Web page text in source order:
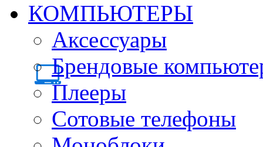
КОМПЬЮТЕРЫ
Аксессуары
Брендовые
Плееры
Сотовые телефоны